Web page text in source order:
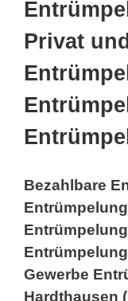
Privat
Bezahlbare
Gewerbe
Hardthausen